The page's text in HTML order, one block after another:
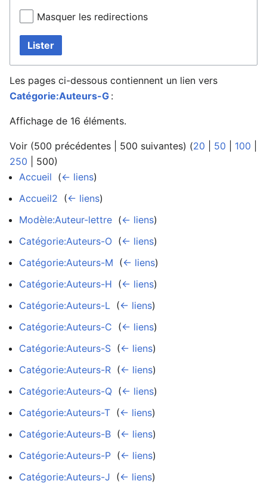
Masquer les redirections
Lister
Les pages ci-dessous contiennent un lien vers
Catégorie:Auteurs-G :
Affichage de 16 éléments.
Voir (500 précédentes 500 suivantes) (20 50 100
250
500)
Accueil (← liens)
Accueil2 (← liens)
Modèle:Auteur-lettre (← liens)
Catégorie:Auteurs-O (← liens)
Catégorie:Auteurs-M (← liens)
Catégorie:Auteurs-H (← liens)
Catégorie:Auteurs-L (← liens)
Catégorie:Auteurs-C (← liens)
Catégorie:Auteurs-S (← liens)
Catégorie:Auteurs-R (← liens)
Catégorie:Auteurs-Q (← liens)
Catégorie:Auteurs-T (← liens)
Catégorie:Auteurs-B (← liens)
Catégorie:Auteurs-P (← liens)
Catégorie:Auteurs-J (← liens)